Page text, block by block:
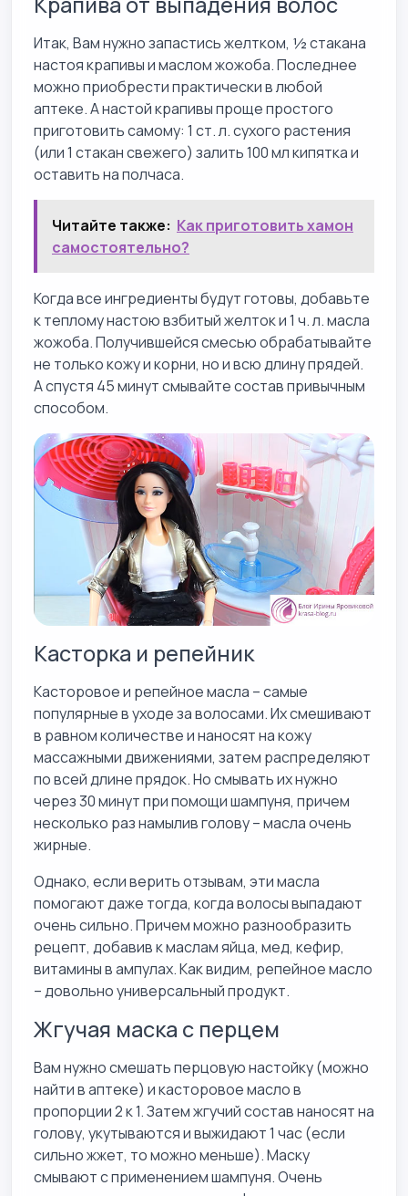
Итак, Вам нужно запастись желтком, ½ стакана
настоя крапивы и маслом жожоба. Последнее
можно приобрести практически в любой
аптеке. А настой крапивы проще простого
приготовить самому: 1 ст. л. сухого растения
(или 1 стакан свежего) залить 100 мл кипятка и
оставить на полчаса.
Читайте также: Как приготовить хамон
самостоятельно?
Когда все ингредиенты будут готовы, добавьте
к теплому настою взбитый желток и 1 ч. л. масла
жожоба. Получившейся смесью обрабатывайте
не только кожу и корни, но и всю длину прядей.
А спустя 45 минут смывайте состав привычным
способом.
Касторка и репейник
Касторовое и репейное масла – самые
популярные в уходе за волосами. Их смешивают
в равном количестве и наносят на кожу
массажными движениями, затем распределяют
по всей длине прядок. Но смывать их нужно
через 30 минут при помощи шампуня, причем
несколько раз намылив голову – масла очень
жирные.
Однако, если верить отзывам, эти масла
помогают даже тогда, когда волосы выпадают
очень сильно. Причем можно разнообразить
рецепт, добавив к маслам яйца, мед, кефир,
витамины в ампулах. Как видим, репейное масло
– довольно универсальный продукт.
Жгучая маска с перцем
Вам нужно смешать перцовую настойку (можно
найти в аптеке) и касторовое масло в
пропорции 2 к 1. Затем жгучий состав наносят на
голову, укутываются и выжидают 1 час (если
сильно жжет, то можно меньше). Маску
смывают с применением шампуня. Очень